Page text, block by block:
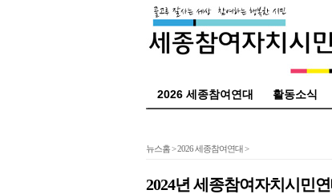
2026 세종참여연대 활동소식
뉴스홈>2026 세종참여연대>
2024년 세종참여자치시민